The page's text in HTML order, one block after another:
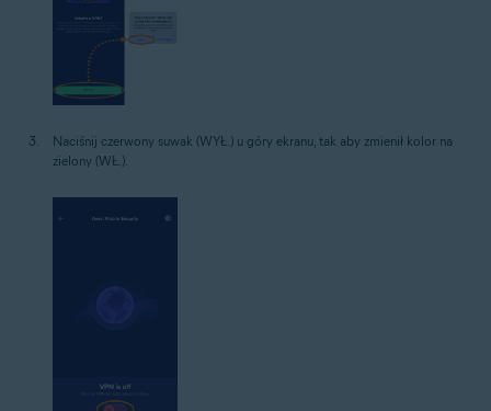
Naciśnij czerwony suwak (WYŁ.) u góry ekranu, tak aby zmienił kolor na
zielony (WŁ.).